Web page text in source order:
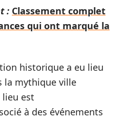
: Classement complet
qui ont marqué la
historique a eu lieu
la mythique ville
lieu est
à des événements